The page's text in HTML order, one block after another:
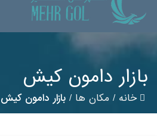
بازار دامون کیش
خانه/ مکان ها/ بازار دامون کیش